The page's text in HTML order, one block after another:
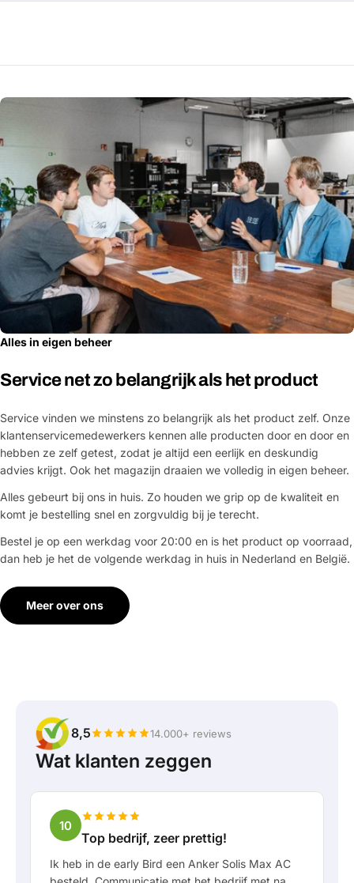
Alles in eigen beheer
Service net zo belangrijk als het product
Service vinden we minstens zo belangrijk als het product zelf. Onze
klantenservicemedewerkers kennen alle producten door en door en
hebben ze zelf getest, zodat je altijd een eerlijk en deskundig
advies krijgt. Ook het magazijn draaien we volledig in eigen beheer.
Alles gebeurt bij ons in huis. Zo houden we grip op de kwaliteit en
komt je bestelling snel en zorgvuldig bij je terecht.
Bestel je op een werkdag voor 20:00 en is het product op voorraad,
dan heb je het de volgende werkdag in huis in Nederland en België.
Meer over ons
8,5 14.000+ reviews
Wat klanten zeggen
10
Top bedrijf, zeer prettig!
Ik heb in de early Bird een Anker Solis Max AC